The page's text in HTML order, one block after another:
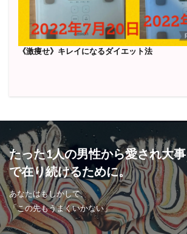
《激痩せ》キレイになるダイエット法
たった1人の男性から愛され大
で在り続けるために。
あなたはもしかして、
「この先もうまくいかない」